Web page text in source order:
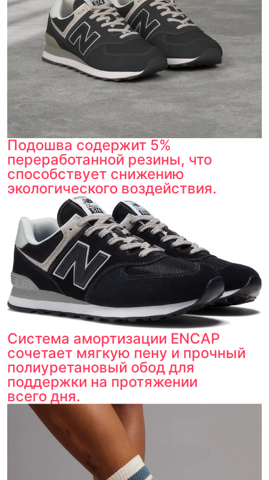
Подошва содержит 5%
переработанной резины, что
способствует снижению
экологического воздействия.
Система амортизации ENCAP
сочетает мягкую пену и прочный
полиуретановый обод для
поддержки на протяжении
всего дня.